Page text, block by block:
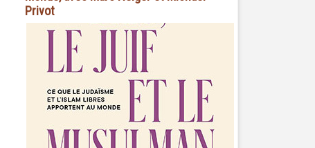
Privot